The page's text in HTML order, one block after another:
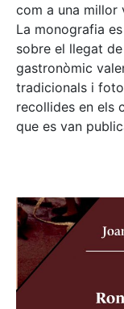
com a una millor
La monografia
sobre el llegat
gastronòmic
tradicionals i
recollides en els
que es van